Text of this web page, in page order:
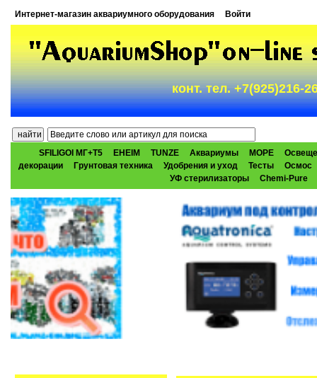
Интернет-магазин аквариумного оборудования Войти
конт. тел. +7(925)216-
SFILIGOI МГ+Т5 EHEIM TUNZE Аквариумы МОРЕ
декорации
Грунтовая техника Удобрения и уход Тесты
Осмос
УФ стерилизаторы
Chemi-Pure